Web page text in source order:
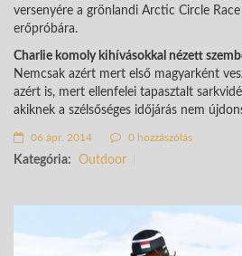
versenyére a grönlandi Arctic Circle
erőpróbára.
Charlie komoly kihívásokkal nézett
Nemcsak azért mert első magyarként
azért is, mert ellenfelei tapasztalt
akiknek a szélsőséges időjárás nem
06 ápr. 2014 0 hozzászólás
Kategória: Outdoor